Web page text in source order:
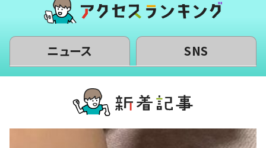
ニュース SNS